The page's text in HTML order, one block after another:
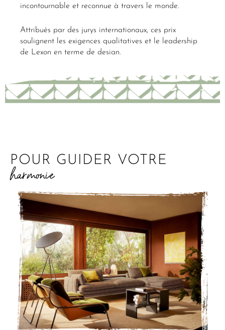
incontournable et reconnue à travers le monde.
Attribués par des jurys internationaux, ces prix
soulignent les exigences qualitatives et le leadership
de Lexon en terme de design.
POUR GUIDER VOTRE
harmonie